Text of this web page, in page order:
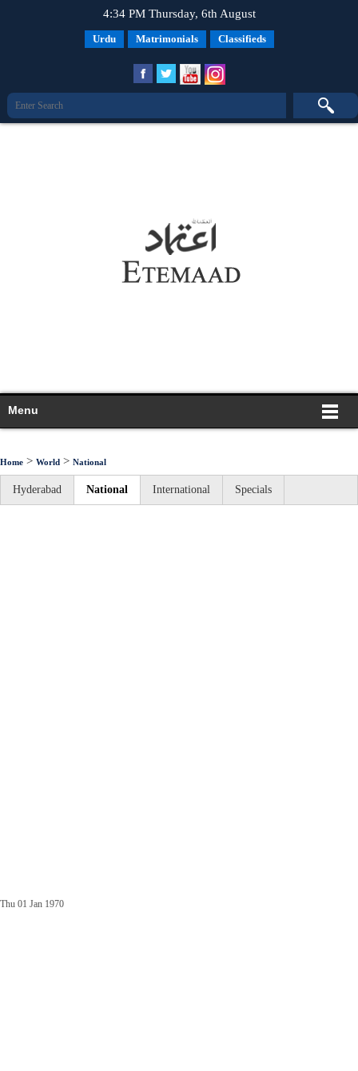
4:34 PM Thursday, 6th August
Urdu Matrimonials Classifieds
Menu
Home > World > National
Hyderabad National International Specials
Thu 01 Jan 1970